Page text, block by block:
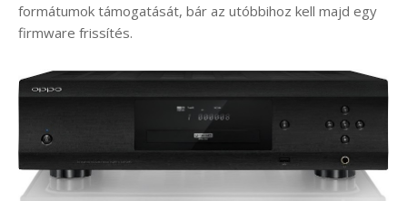
formátumok támogatását, bár az utóbbihoz kell majd egy
firmware frissítés.